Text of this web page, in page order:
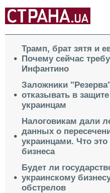
Трамп, брат зятя и
Почему сейчас
Инфантино
Заложники
отказывать в
украинцам
Налоговикам дали
данных о
украинцами. Что
бизнеса
Будет ли
украинскому
обстрелов